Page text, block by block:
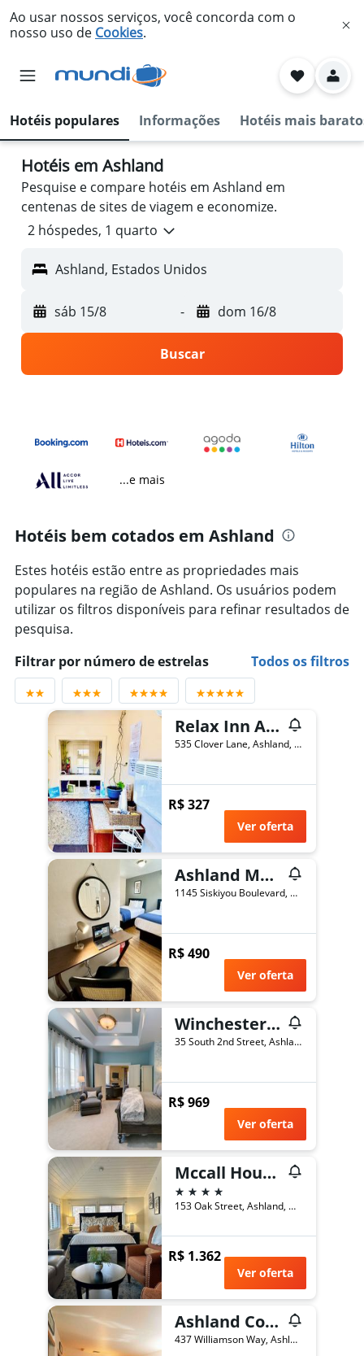
Ao usar nossos serviços, você concorda com o
nosso uso de Cookies.
Hotéis populares Informações Hotéis mais
Hotéis em Ashland
Pesquise e compare hotéis em Ashland em
centenas de sites de viagem e economize.
2 hóspedes, 1 quarto
Ashland, Estados Unidos
sáb 15/8 - dom 16/8
Buscar
...e mais
Hotéis bem cotados em Ashland
Estes hotéis estão entre as propriedades mais
populares na região de Ashland. Os usuários podem
utilizar os filtros disponíveis para refinar resultados de
pesquisa.
Filtrar por número de estrelas
Todos os filtros
Relax Inn At Ashland
535 Clover Lane, Ashland, OR, Estados Unidos
R$ 327
Ver oferta
Ashland Motel - Oregon
1145 Siskiyou Boulevard, Ashland, OR, Estados Unidos
R$ 490
Ver oferta
Winchester Inn
35 South 2nd Street, Ashland, OR, Estados Unidos
R$ 969
Ver oferta
Mccall House Boutique Inn
4 estrelas
153 Oak Street, Ashland, OR, Estados Unidos
R$ 1.362
Ver oferta
Ashland Commons Hostel
437 Williamson Way, Ashland, OR, Estados Unidos